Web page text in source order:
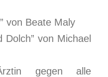
von Beate Maly
Dolch” von Michael
gegen alle